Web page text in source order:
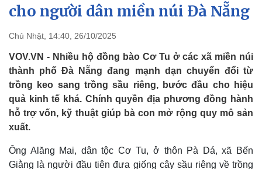
Đảng
Tổ chức nhân sự
Nhận diện sự thật
Tin 24h
Dự báo thời tiết
Việc làm
Biển đảo
cho người dân miền núi Đà Nẵng
Chủ Nhật, 14:40, 26/10/2025
VOV.VN - Nhiều hộ đồng bào Cơ Tu ở các xã miền núi
thành phố Đà Nẵng đang mạnh dạn chuyển đổi từ
trồng keo sang trồng sầu riêng, bước đầu cho hiệu
quả kinh tế khá. Chính quyền địa phương đồng hành
hỗ trợ vốn, kỹ thuật giúp bà con mở rộng quy mô sản
xuất.
Ông Alăng Mai, dân tộc Cơ Tu, ở thôn Pà Dá, xã Bến
Giằng là người đầu tiên đưa giống cây sầu riêng về trồng